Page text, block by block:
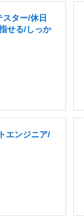
ター/休日
せる/しっか
エンジニア/